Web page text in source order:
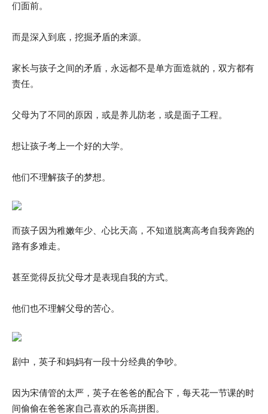
们面前。
而是深入到底，挖掘矛盾的来源。
家长与孩子之间的矛盾，永远都不是单方面造就的，双方都有
责任。
父母为了不同的原因，或是养儿防老，或是面子工程。
想让孩子考上一个好的大学。
他们不理解孩子的梦想。
而孩子因为稚嫩年少、心比天高，不知道脱离高考自我奔跑的
路有多难走。
甚至觉得反抗父母才是表现自我的方式。
他们也不理解父母的苦心。
剧中，英子和妈妈有一段十分经典的争吵。
因为宋倩管的太严，英子在爸爸的配合下，每天花一节课的时
间偷偷在爸爸家自己喜欢的乐高拼图。